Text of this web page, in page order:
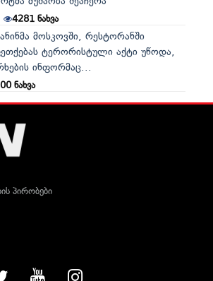
4281ნახვა
მოსკოვში, რესტორანში
ტერორისტული აქტი უწოდა,
ინფორმაც...
ნახვა
პირობები